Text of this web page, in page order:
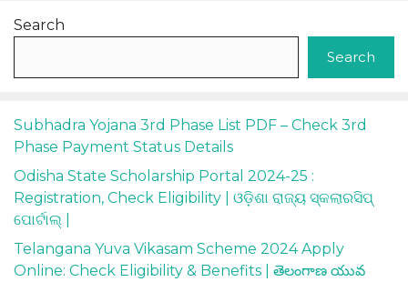
Search
Search
Subhadra Yojana 3rd Phase List PDF – Check 3rd
Phase Payment Status Details
Odisha State Scholarship Portal 2024-25 :
Registration, Check Eligibility | ଓଡ଼ିଶା ରାଜ୍ୟ ସ୍କଲାରସିପ୍
ପୋର୍ଟାଲ୍ |
Telangana Yuva Vikasam Scheme 2024 Apply
Online: Check Eligibility & Benefits | తెలంగాణ యువ